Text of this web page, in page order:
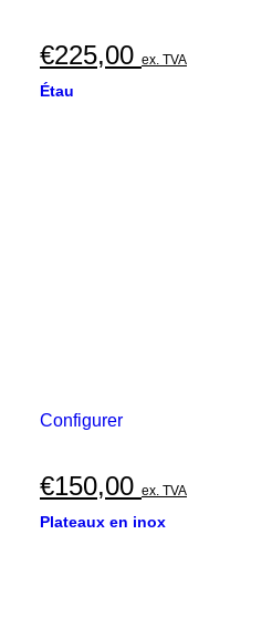
€225,00 ex. TVA
Étau
Configurer
€150,00 ex. TVA
Plateaux en inox